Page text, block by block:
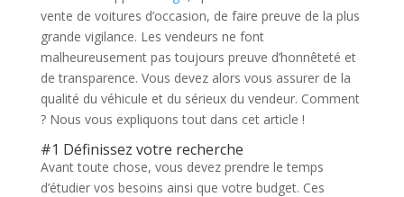
vente de voitures d’occasion, de faire preuve de la plus
grande vigilance. Les vendeurs ne font
malheureusement pas toujours preuve d’honnêteté et
de transparence. Vous devez alors vous assurer de la
qualité du véhicule et du sérieux du vendeur. Comment
? Nous vous expliquons tout dans cet article !
#1 Définissez votre recherche
Avant toute chose, vous devez prendre le temps
d’étudier vos besoins ainsi que votre budget. Ces